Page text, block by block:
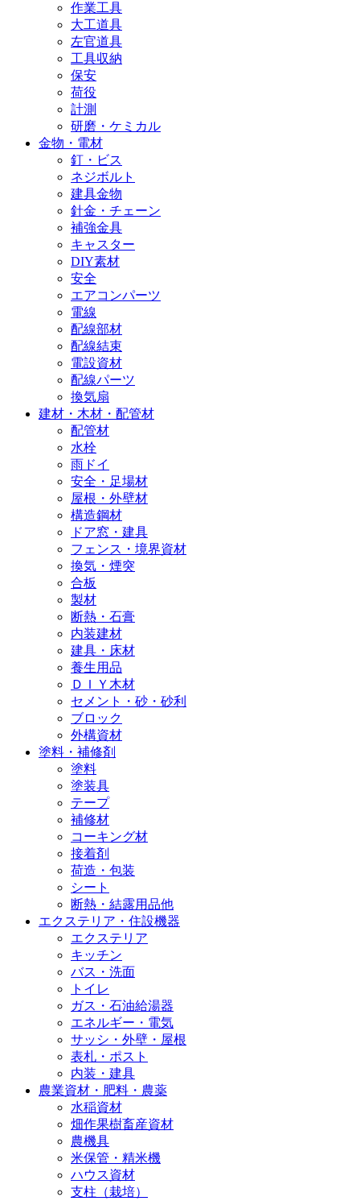
作業工具
大工道具
左官道具
工具収納
保安
荷役
計測
研磨・ケミカル
金物・電材
釘・ビス
ネジボルト
建具金物
針金・チェーン
補強金具
キャスター
DIY素材
安全
エアコンパーツ
電線
配線部材
配線結束
電設資材
配線パーツ
換気扇
建材・木材・配管材
配管材
水栓
雨ドイ
安全・足場材
屋根・外壁材
構造鋼材
ドア窓・建具
フェンス・境界資材
換気・煙突
合板
製材
断熱・石膏
内装建材
建具・床材
養生用品
ＤＩＹ木材
セメント・砂・砂利
ブロック
外構資材
塗料・補修剤
塗料
塗装具
テープ
補修材
コーキング材
接着剤
荷造・包装
シート
断熱・結露用品他
エクステリア・住設機器
エクステリア
キッチン
バス・洗面
トイレ
ガス・石油給湯器
エネルギー・電気
サッシ・外壁・屋根
表札・ポスト
内装・建具
農業資材・肥料・農薬
水稲資材
畑作果樹畜産資材
農機具
米保管・精米機
ハウス資材
支柱（栽培）